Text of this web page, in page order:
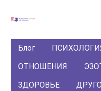
Блог
ОТНОШЕНИЯ
ЗДОРОВЬЕ